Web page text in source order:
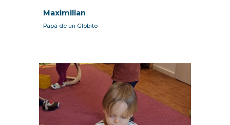
Maximilian
Papá de un Globito